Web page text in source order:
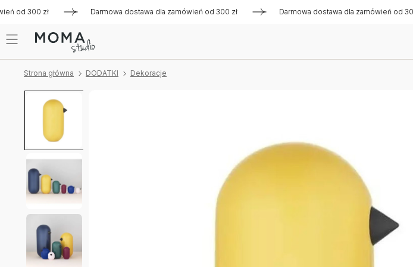
od 300 zł Darmowa dostawa dla zamówień od 300 zł Darmowa dostawa dla zamówień od 300
Strona główna DODATKI Dekoracje